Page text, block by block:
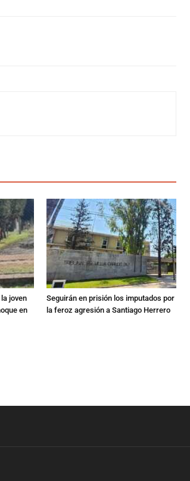
joven
en
Seguirán en prisión los imputados por
la feroz agresión a Santiago Herrero